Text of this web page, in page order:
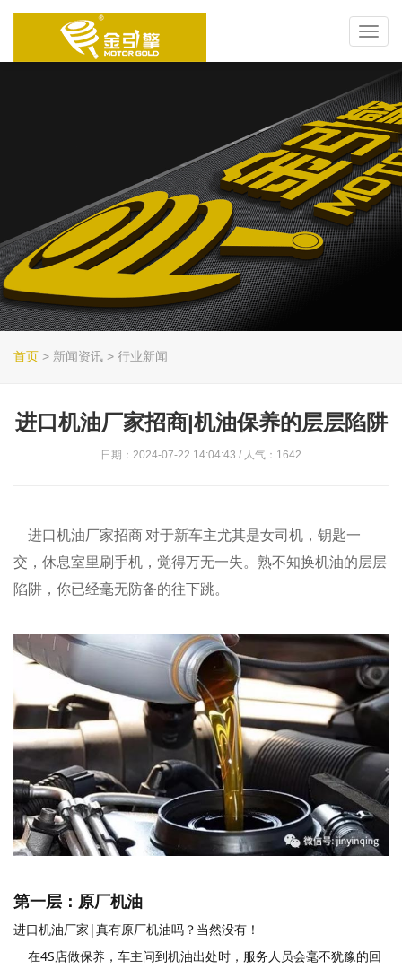
首页 > 新闻资讯 > 行业新闻
进口机油厂家招商|机油保养的层层陷阱
日期：2024-07-22 14:04:43 / 人气：1642
进口机油厂家招商|对于新车主尤其是女司机，钥匙一
交，休息室里刷手机，觉得万无一失。熟不知换机油的层层
陷阱，你已经毫无防备的往下跳。
第一层： 原厂机油
进口机油厂家|真有原厂机油吗？当然没有！
在4S店做保养，车主问到机油出处时，服务人员会毫不犹豫的回